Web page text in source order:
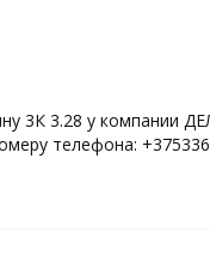
3К 3.28 у компании
телефона: